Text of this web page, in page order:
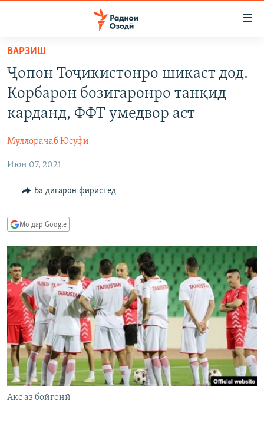
Ҷаҳиш
мояи
аслӣ
Ҷаҳиш
ба
феҳристи
аслӣ
Ҷаҳиш
ҷустор
СИЁСАТ
ҚАЗИЯИ "КРОКУС"
ОСИЁИ МАРКАЗӢ
ФАРҲАНГ
ВАРЗИШ
ГАПИ ОЗОД
РӮЗГОРИ МУҲОҶИР
ТАҲҚИҚОТ
ҶАНГ ДАР УКРАИНА
НАЗАРИ МАРДУМ
ОЗОДӢ ОНЛАЙН
ВИДЕО
НИГОРИСТОН
ГУЗОРИШҲОИ РАДИОӢ
РӮЙХАТҲО
КИТОБҲОИ ОЗОДӢ
Русский
ПАЙГИРӢ КУНЕД
Ҳамаи сомонаҳои RFE/RL
ВАРЗИШ
Ҷопон Тоҷикистонро шикаст дод.
Корбарон бозигаронро танқид
карданд, ФФТ умедвор аст
Муллораҷаб Юсуфӣ
Июн 07, 2021
Ба дигарон фиристед
Мо дар Google
Акс аз бойгонӣ